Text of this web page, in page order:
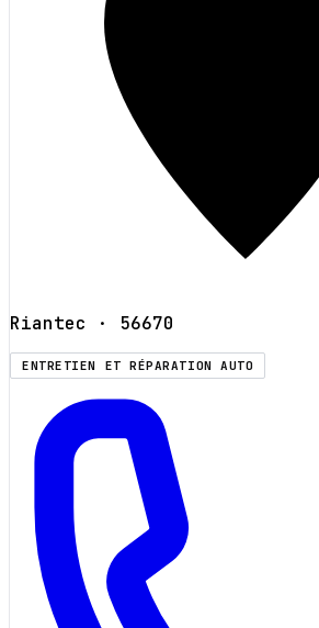
Riantec · 56670
ENTRETIEN ET RÉPARATION AUTO